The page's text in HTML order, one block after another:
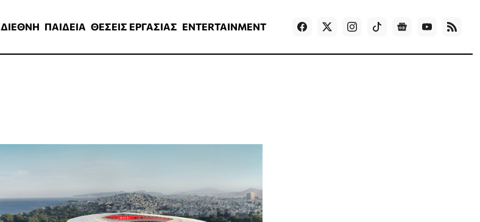
ΔΙΕΘΝΗ ΠΑΙΔΕΙΑ ΘΕΣΕΙΣ ΕΡΓΑΣΙΑΣ ENTERTAINMENT Games